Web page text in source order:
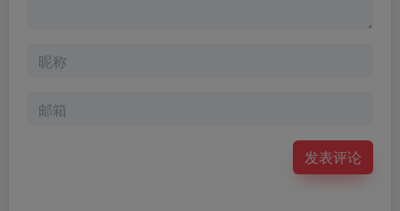
发表评论